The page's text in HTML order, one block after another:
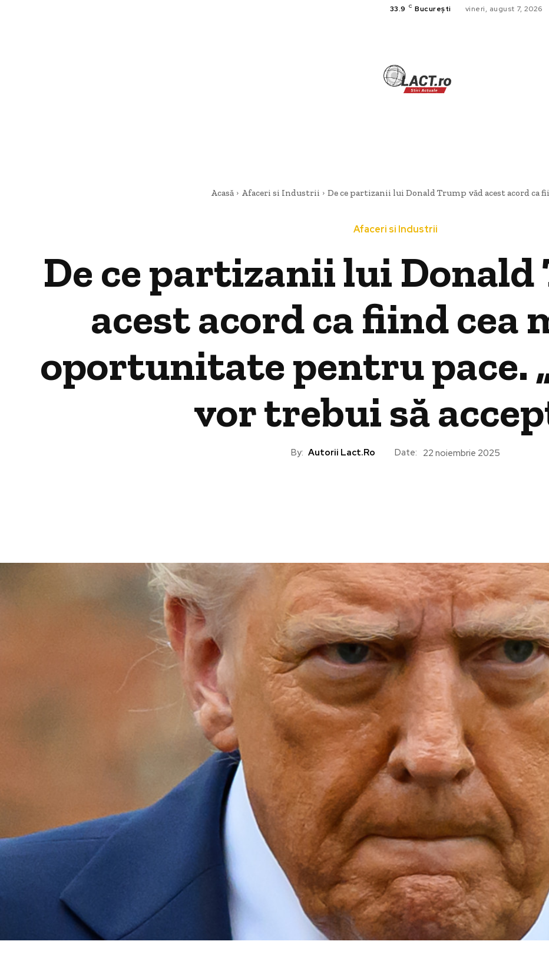
33.9 C București vineri, august 7, 2026
Acasă Afaceri si Industrii De ce partizanii lui Donald Trump văd acest acord ca
Afaceri si Industrii
De ce partizanii lui
acest acord ca fiind cea
oportunitate pentru pace.
vor trebui să
By: Autorii Lact.ro Date: 22 noiembrie 2025